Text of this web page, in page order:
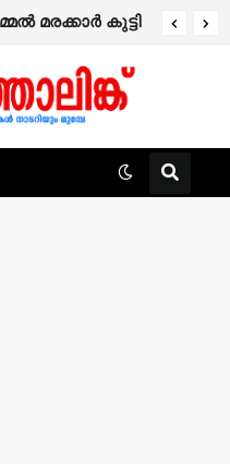
മരക്കാർ കുട്ടി